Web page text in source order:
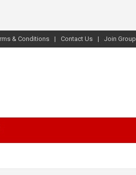
& Conditions Contact Us Join Group